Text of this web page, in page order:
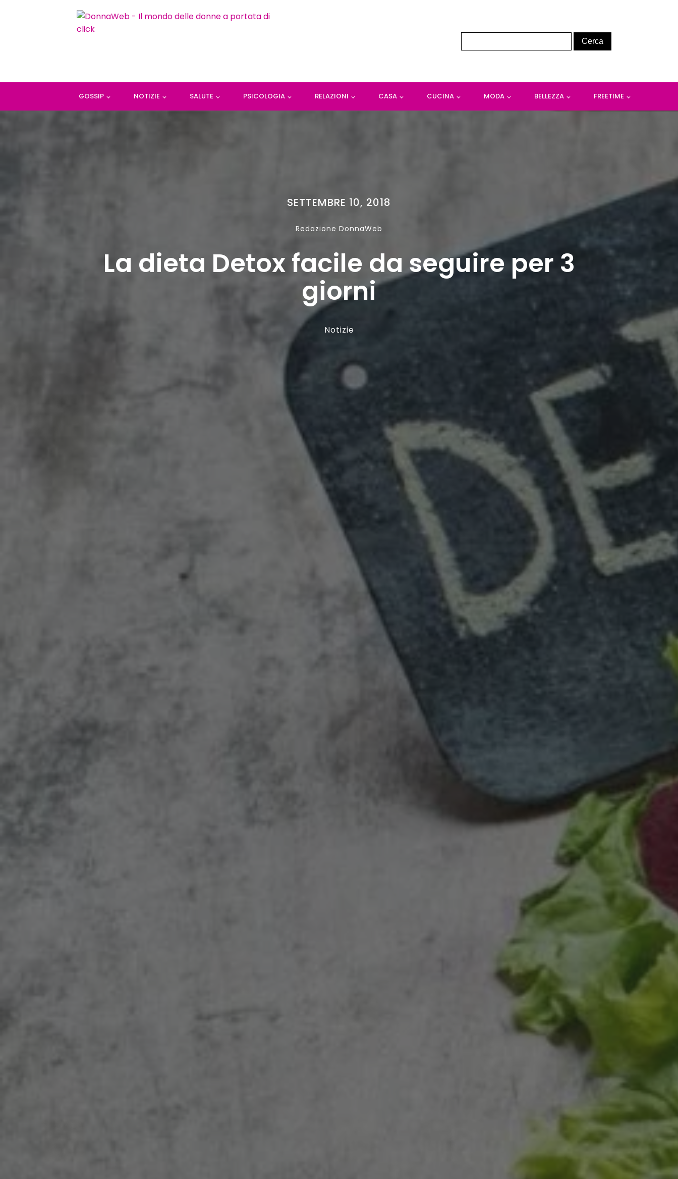
GOSSIP NOTIZIE SALUTE PSICOLOGIA RELAZIONI CASA CUCINA MODA BELLEZZA FREETIME
SETTEMBRE 10, 2018
Redazione DonnaWeb
La dieta Detox facile da seguire per 3
giorni
Notizie